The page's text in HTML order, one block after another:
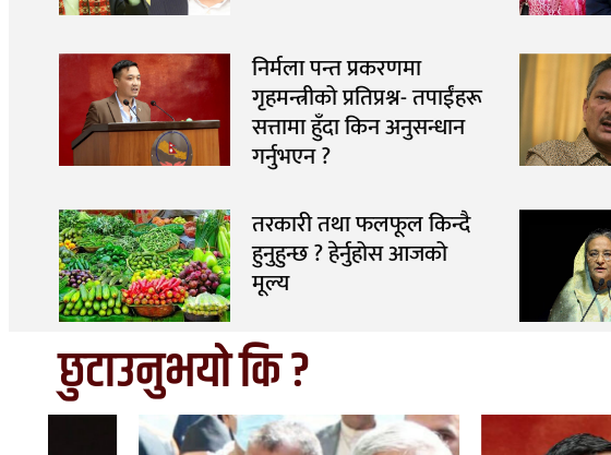
निर्मला पन्त प्रकरणमा
गृहमन्त्रीको प्रतिप्रश्न- तपाईंहरू
सत्तामा हुँदा किन अनुसन्धान
गर्नुभएन ?
तरकारी तथा फलफूल किन्दै
हुनुहुन्छ ? हेर्नुहोस आजको
मूल्य
छुटाउनुभयो कि ?